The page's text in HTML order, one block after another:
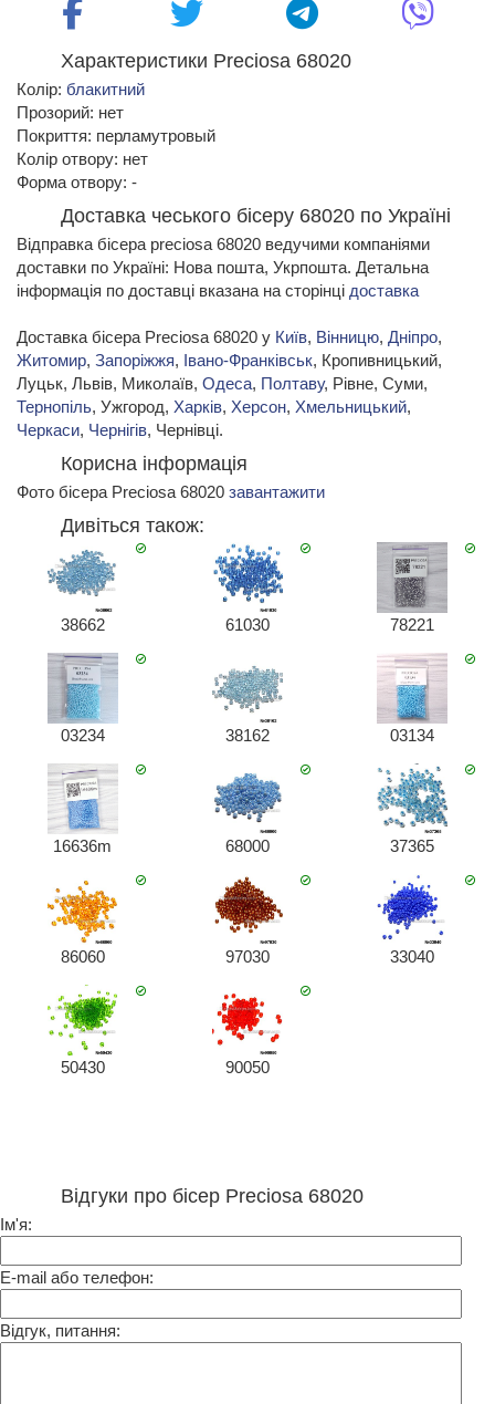
Характеристики Preciosa 68020
Колір: блакитний
Прозорий: нет
Покриття: перламутровый
Колір отвору: нет
Форма отвору: -
Доставка чеського бісеру 68020 по Україні
Відправка бісера preciosa 68020 ведучими компаніями
доставки по Україні: Нова пошта, Укрпошта. Детальна
інформація по доставці вказана на сторінці доставка
Доставка бісера Preciosa 68020 у Київ, Вінницю, Дніпро,
Житомир, Запоріжжя, Івано-Франківськ, Кропивницький,
Луцьк, Львів, Миколаїв, Одеса, Полтаву, Рівне, Суми,
Тернопіль, Ужгород, Харків, Херсон, Хмельницький,
Черкаси, Чернігів, Чернівці.
Корисна інформація
Фото бісера Preciosa 68020 завантажити
Дивіться також:
38662 61030 78221
03234 38162 03134
16636m 68000 37365
86060 97030 33040
50430 90050
Відгуки про бісер Preciosa 68020
Ім'я:
E-mail або телефон:
Відгук, питання: